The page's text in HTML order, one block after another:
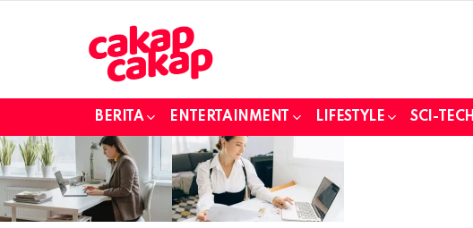
BERITA ENTERTAINMENT LIFESTYLE SCI-TECH
LATEST
STORIES